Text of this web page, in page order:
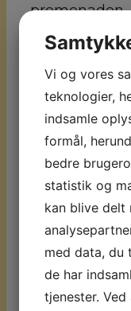
promenaden,
finder
nyde grillet
imens du
Den
meter væk,
muligheder
hvad Costa
f.eks. tage
de andre
også en
hvor du har
for en dag.
Vi og vores
teknologier,
indsamle
formål,
bedre
statistik og
kan blive delt
med data, du
de har
tjenester.